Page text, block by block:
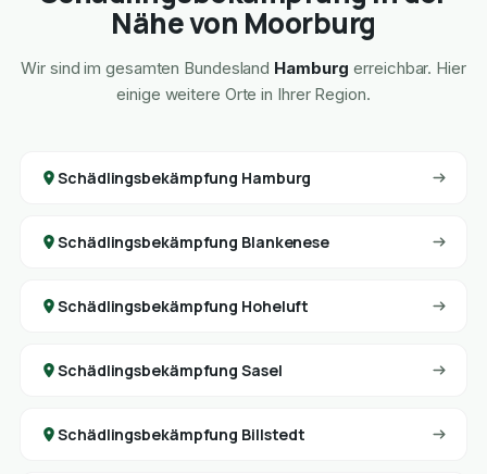
Nähe von Moorburg
Wir sind im gesamten Bundesland Hamburg erreichbar. Hier
einige weitere Orte in Ihrer Region.
Schädlingsbekämpfung Hamburg
Schädlingsbekämpfung Blankenese
Schädlingsbekämpfung Hoheluft
Schädlingsbekämpfung Sasel
Schädlingsbekämpfung Billstedt